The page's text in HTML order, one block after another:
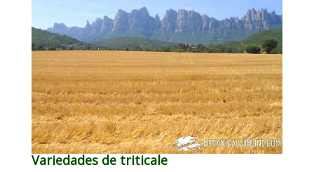
Variedades de triticale